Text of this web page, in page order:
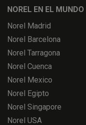
NOREL EN EL MUNDO
Norel Madrid
Norel Barcelona
Norel Tarragona
Norel Cuenca
Norel Mexico
Norel Egipto
Norel Singapore
Norel USA